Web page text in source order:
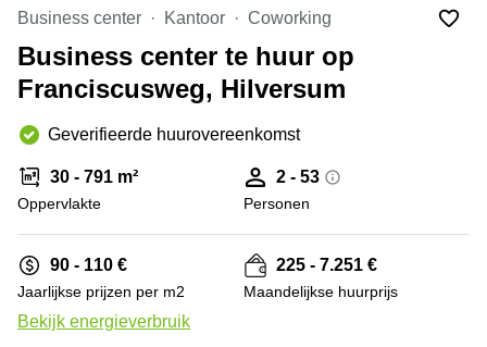
Hengelo
Hilversum
Hoofddorp
Deventer
Rotterdam
Tiel
Zwolle
Amsterdam
Westpoort
Bodegraven-
Reeuwijk
Business
center
Arnhem
Business
Amsterdam
Westpoort
Business
center
Hilversum
Business
center
Business center Kantoor Coworking
Business center te huur op
Franciscusweg, Hilversum
Geverifieerde huurovereenkomst
30 - 791 m²
Oppervlakte
2 - 53
Personen
90 - 110 €
Jaarlijkse prijzen per m2
Bekijk energieverbruik
225 - 7.251 €
Maandelijkse huurprijs